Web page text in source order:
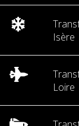
Isère
Loire